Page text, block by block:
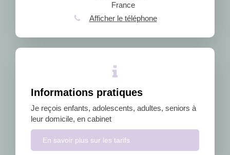
France
Afficher le téléphone
Informations pratiques
Je reçois enfants, adolescents, adultes, seniors à
leur domicile, en cabinet
En savoir plus sur les tarifs